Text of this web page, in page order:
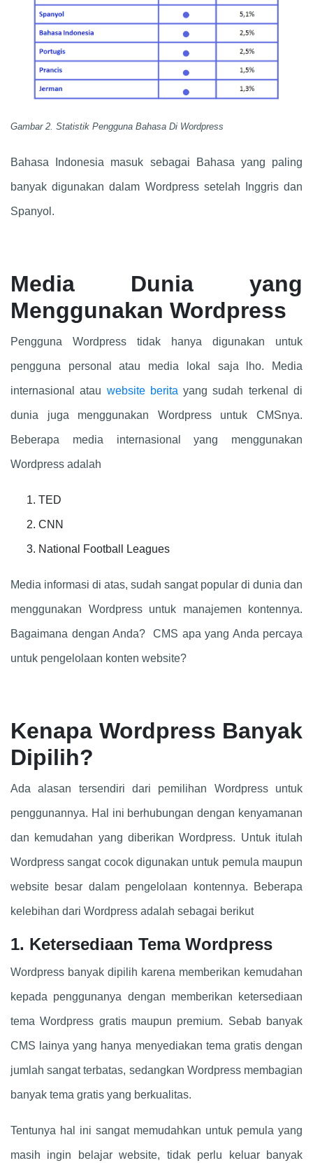
Gambar 2. Statistik Pengguna Bahasa Di Wordpress
Bahasa Indonesia masuk sebagai Bahasa yang paling
banyak digunakan dalam Wordpress setelah Inggris dan
Spanyol.
Media Dunia yang
Menggunakan Wordpress
Pengguna Wordpress tidak hanya digunakan untuk
pengguna personal atau media lokal saja lho. Media
internasional atau website berita yang sudah terkenal di
dunia juga menggunakan Wordpress untuk CMSnya.
Beberapa media internasional yang menggunakan
Wordpress adalah
TED
CNN
National Football Leagues
Media informasi di atas, sudah sangat popular di dunia dan
menggunakan Wordpress untuk manajemen kontennya.
Bagaimana dengan Anda? CMS apa yang Anda percaya
untuk pengelolaan konten website?
Kenapa Wordpress Banyak
Dipilih?
Ada alasan tersendiri dari pemilihan Wordpress untuk
penggunannya. Hal ini berhubungan dengan kenyamanan
dan kemudahan yang diberikan Wordpress. Untuk itulah
Wordpress sangat cocok digunakan untuk pemula maupun
website besar dalam pengelolaan kontennya. Beberapa
kelebihan dari Wordpress adalah sebagai berikut
1. Ketersediaan Tema Wordpress
Wordpress banyak dipilih karena memberikan kemudahan
kepada penggunanya dengan memberikan ketersediaan
tema Wordpress gratis maupun premium. Sebab banyak
CMS lainya yang hanya menyediakan tema gratis dengan
jumlah sangat terbatas, sedangkan Wordpress membagian
banyak tema gratis yang berkualitas.
Tentunya hal ini sangat memudahkan untuk pemula yang
masih ingin belajar website, tidak perlu keluar banyak